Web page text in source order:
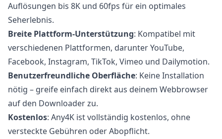
Auflösungen bis 8K und 60fps für ein optimales
Seherlebnis.
Breite Plattform-Unterstützung: Kompatibel mit
verschiedenen Plattformen, darunter YouTube,
Facebook, Instagram, TikTok, Vimeo und Dailymotion.
Benutzerfreundliche Oberfläche: Keine Installation
nötig – greife einfach direkt aus deinem Webbrowser
auf den Downloader zu.
Kostenlos: Any4K ist vollständig kostenlos, ohne
versteckte Gebühren oder Abopflicht.